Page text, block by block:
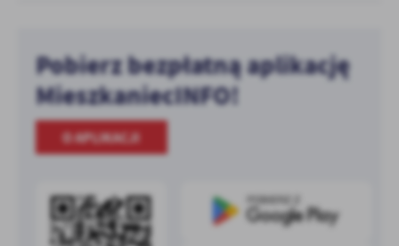
Pobierz bezpłatną aplikację
MieszkaniecINFO!
O APLIKACJI